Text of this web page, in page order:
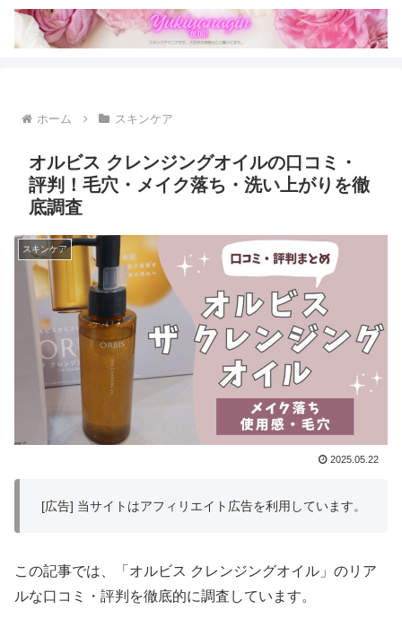
ホーム スキンケア
オルビス クレンジングオイルの口コミ・
評判！毛穴・メイク落ち・洗い上がりを徹
底調査
スキンケア
2025.05.22
[広告] 当サイトはアフィリエイト広告を利用しています。
この記事では、「オルビス クレンジングオイル」のリア
ルな口コミ・評判を徹底的に調査しています。